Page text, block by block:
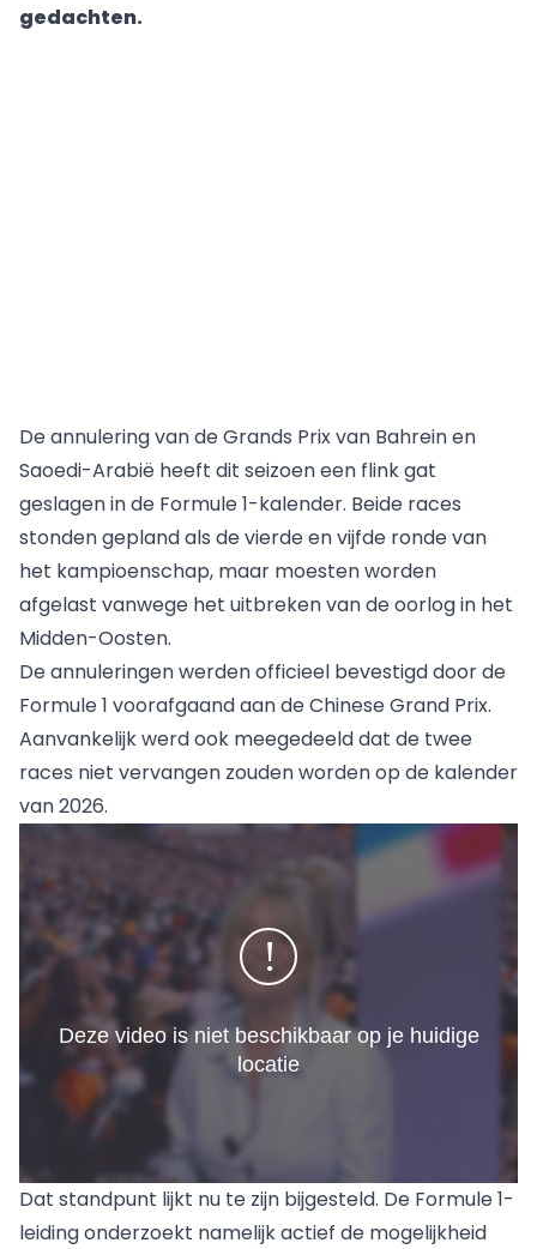
gedachten.
De annulering van de Grands Prix van Bahrein en
Saoedi-Arabië heeft dit seizoen een flink gat
geslagen in de Formule 1-kalender. Beide races
stonden gepland als de vierde en vijfde ronde van
het kampioenschap, maar moesten worden
afgelast vanwege het uitbreken van de oorlog in het
Midden-Oosten.
De annuleringen werden officieel bevestigd door de
Formule 1 voorafgaand aan deChinese Grand Prix.
Aanvankelijk werd ook meegedeeld dat de twee
races niet vervangen zouden worden op de kalender
van 2026.
Dat standpunt lijkt nu te zijn bijgesteld. De Formule 1-
leiding onderzoekt namelijk actief de mogelijkheid